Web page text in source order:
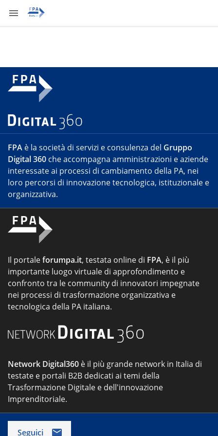
FPA è la società di servizi e consulenza del Gruppo
Digital 360 che accompagna amministrazioni e aziende
interessate ai processi di cambiamento della PA, nei
loro percorsi di innovazione tecnologica, istituzionale e
organizzativa.
Il portaleforumpa.it, testata online di FPA, è il più
importante luogo virtuale di approfondimento e
confronto tra le community di innovatori impegnate
nei processi di trasformazione organizzativa e
tecnologica della PA italiana.
Network Digital360 è il più grande network in Italia di
testate e portali B2B dedicati ai temi della
Trasformazione Digitale e dell'innovazione
Imprenditoriale.
Seguici